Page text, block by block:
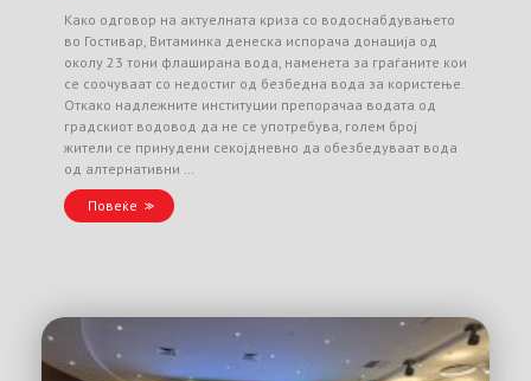
Како одговор на актуелната криза со водоснабдувањето
во Гостивар, Витаминка денеска испорача донација од
околу 23 тони флаширана вода, наменета за граѓаните кои
се соочуваат со недостиг од безбедна вода за користење.
Откако надлежните институции препорачаа водата од
градскиот водовод да не се употребува, голем број
жители се принудени секојдневно да обезбедуваат вода
од алтернативни …
Повеќе